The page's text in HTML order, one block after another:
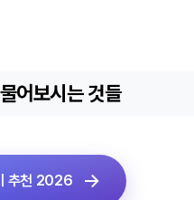
어보시는 것들
추천 2026